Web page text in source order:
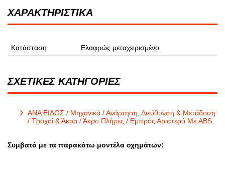
ΧΑΡΑΚΤΗΡΙΣΤΙΚΑ
Κατάσταση Ελαφρώς μεταχειρισμένο
ΣΧΕΤΙΚΕΣ ΚΑΤΗΓΟΡΙΕΣ
ΑΝΑ ΕΙΔΟΣ / Μηχανικά / Ανάρτηση, Διεύθυνση & Μετάδοση
/ Τροχοί & Άκρα / Άκρο Πλήρες / Εμπρός Αριστερό Με ABS
Συμβατό με τα παρακάτω μοντέλα οχημάτων: